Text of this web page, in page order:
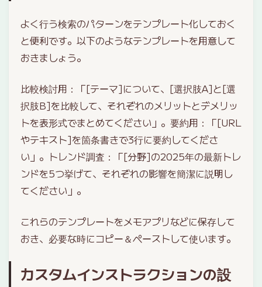
よく行う検索のパターンをテンプレート化しておく
と便利です。以下のようなテンプレートを用意して
おきましょう。
比較検討用：「[テーマ]について、[選択肢A]と[選
択肢B]を比較して、それぞれのメリットとデメリッ
トを表形式でまとめてください」。要約用：「[URL
やテキスト]を箇条書きで3行に要約してくださ
い」。トレンド調査：「[分野]の2025年の最新トレ
ンドを5つ挙げて、それぞれの影響を簡潔に説明し
てください」。
これらのテンプレートをメモアプリなどに保存して
おき、必要な時にコピー＆ペーストして使います。
カスタムインストラクションの設